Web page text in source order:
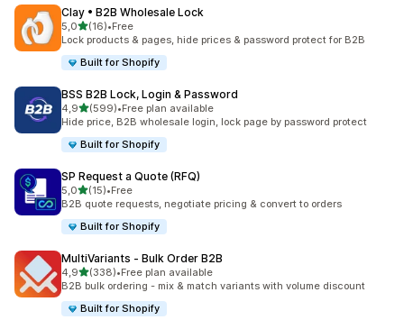
Clay • B2B Wholesale Lock
5,0de 5 estrelas
(16)
16 total de avaliações
•Free
Lock products & pages, hide prices & password protect for B2B
Built for Shopify
BSS B2B Lock, Login & Password
4,9de 5 estrelas
(599)
599 total de avaliações
•Free plan available
Hide price, B2B wholesale login, lock page by password protect
Built for Shopify
SP Request a Quote (RFQ)
5,0de 5 estrelas
(15)
15 total de avaliações
•Free
B2B quote requests, negotiate pricing & convert to orders
Built for Shopify
MultiVariants ‑ Bulk Order B2B
4,9de 5 estrelas
(338)
338 total de avaliações
•Free plan available
B2B bulk ordering - mix & match variants with volume discount
Built for Shopify